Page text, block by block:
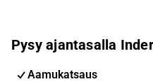
Pysy ajantasalla
Aamukatsaus